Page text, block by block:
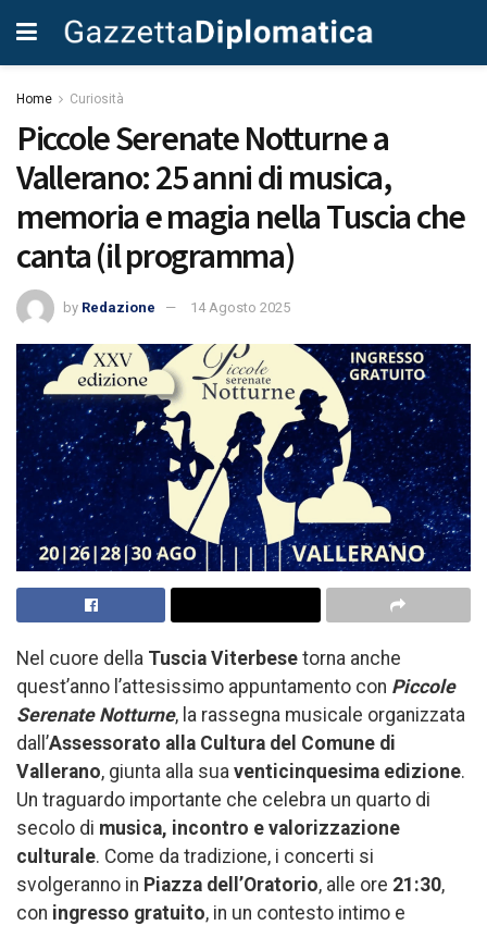
Home Curiosità
Piccole Serenate Notturne a
Vallerano: 25 anni di musica,
memoria e magia nella Tuscia che
canta (il programma)
by Redazione 14 Agosto 2025
Nel cuore della Tuscia Viterbese torna anche
quest’anno l’attesissimo appuntamento con Piccole
Serenate Notturne, la rassegna musicale organizzata
dall’Assessorato alla Cultura del Comune di
Vallerano, giunta alla sua venticinquesima edizione.
Un traguardo importante che celebra un quarto di
secolo di musica, incontro e valorizzazione
culturale. Come da tradizione, i concerti si
svolgeranno in Piazza dell’Oratorio, alle ore 21:30,
con ingresso gratuito, in un contesto intimo e